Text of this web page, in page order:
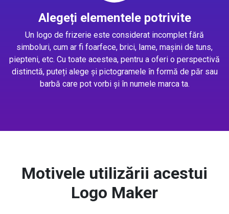
Alegeți elementele potrivite
Un logo de frizerie este considerat incomplet fără
simboluri, cum ar fi foarfece, brici, lame, mașini de tuns,
piepteni, etc. Cu toate acestea, pentru a oferi o perspectivă
distinctă, puteți alege și pictogramele în formă de păr sau
barbă care pot vorbi și în numele marca ta.
Motivele utilizării acestui
Logo Maker